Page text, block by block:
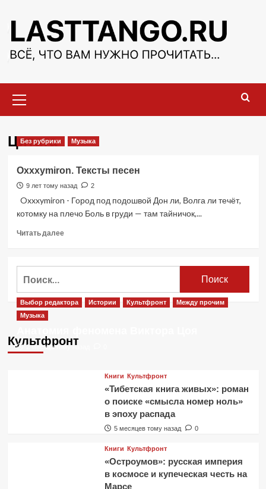
содержимому
меню
Цитата
Без рубрики Музыка
Oxxxymiron. Тексты песен
9 лет тому назад 2
Oxxxymiron - Город под подошвой Дон ли, Волга ли течёт,
котомку на плечо Боль в груди — там тайничок,...
Читать далееПрочитать
Oxxxymiron.
Культфронт
Выбор редактора Истории Культфронт
Между прочим
Музыка
2 месяца тому назад
Книги Культфронт
«Тибетская книга живых»: роман
о поиске «смысла номер ноль»
в эпоху распада
5 месяцев тому назад 0
Книги Культфронт
«Остроумов»: русская империя
в космосе и купеческая честь на
Марсе